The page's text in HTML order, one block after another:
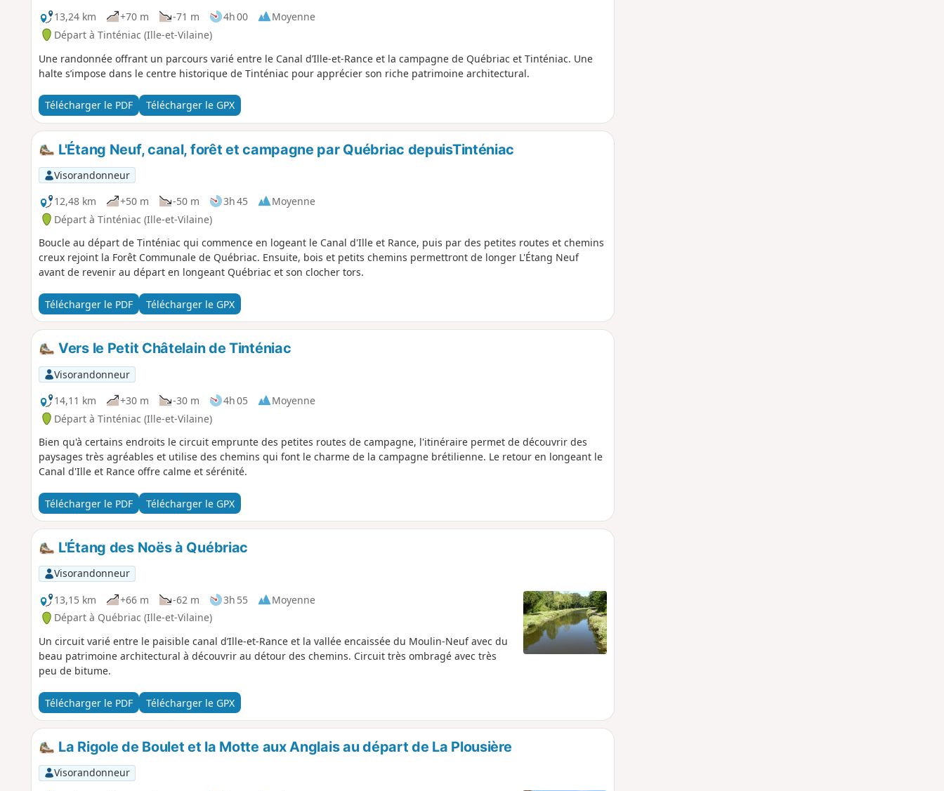
13,24 km
+70 m -71 m 4h 00
Moyenne
Départ à Tinténiac (Ille-et-Vilaine)
Une randonnée offrant un parcours varié entre le Canal d’Ille-et-Rance et la campagne de Québriac et Tinténiac. Une
halte s’impose dans le centre historique de Tinténiac pour apprécier son riche patrimoine architectural.
Télécharger le PDF Télécharger le GPX
L'Étang Neuf, canal, forêt et campagne par Québriac depuisTinténiac
Visorandonneur
12,48 km
+50 m -50 m 3h 45
Moyenne
Départ à Tinténiac (Ille-et-Vilaine)
Boucle au départ de Tinténiac qui commence en logeant le Canal d'Ille et Rance, puis par des petites routes et chemins
creux rejoint la Forêt Communale de Québriac. Ensuite, bois et petits chemins permettront de longer L'Étang Neuf
avant de revenir au départ en longeant Québriac et son clocher tors.
Télécharger le PDF Télécharger le GPX
Vers le Petit Châtelain de Tinténiac
Visorandonneur
14,11 km
+30 m -30 m 4h 05
Moyenne
Départ à Tinténiac (Ille-et-Vilaine)
Bien qu'à certains endroits le circuit emprunte des petites routes de campagne, l'itinéraire permet de découvrir des
paysages très agréables et utilise des chemins qui font le charme de la campagne brétilienne. Le retour en longeant le
Canal d'Ille et Rance offre calme et sérénité.
Télécharger le PDF Télécharger le GPX
L'Étang des Noës à Québriac
Visorandonneur
13,15 km
+66 m -62 m 3h 55
Moyenne
Départ à Québriac (Ille-et-Vilaine)
Un circuit varié entre le paisible canal d’Ille-et-Rance et la vallée encaissée du Moulin-Neuf avec du
beau patrimoine architectural à découvrir au détour des chemins. Circuit très ombragé avec très
peu de bitume.
Télécharger le PDF Télécharger le GPX
La Rigole de Boulet et la Motte aux Anglais au départ de La Plousière
Visorandonneur